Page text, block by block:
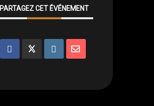
PARTAGEZ CET ÉVÉNEMENT